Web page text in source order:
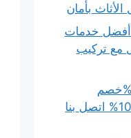
بأمان
خدمات
بخصم 100ريال مع تركيب
شركة نقل اثاث بجدة بـ40%خصم
خدمات متكاملة وموثوقة 100% اتصل بنا